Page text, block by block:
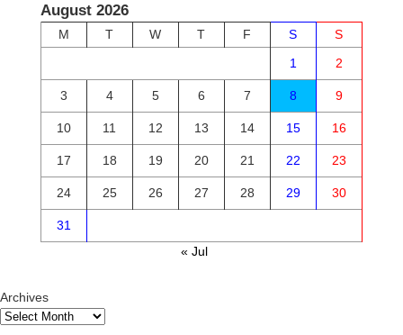
August 2026
M T W T F S
S
1
2
3 4 5 6 7 8 9
10 11 12 13 14 15 16
17 18 19 20 21 22 23
24 25 26 27 28 29 30
31
« Jul
Archives